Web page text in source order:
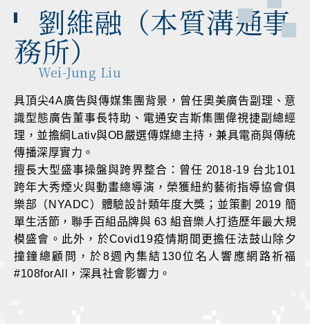
劉維融（本質溝通事
務所）
Wei-Jung Liu
具頂尖4A廣告與傳媒集團背景，曾任奧美廣告副理、意
識型態廣告董事長特助、電通安吉斯集團偉視捷副總經
理，並擔綱Lativ與OB嚴選傳媒總主持，兼具電商與傳統
傳播深厚實力。
擅長大型盛事操盤與跨界整合：曾任 2018-19 台北101
跨年大秀煙火與動畫總導演，榮獲紐約藝術指導協會俱
樂部（NYADC）體驗設計類年度大獎；並策劃 2019 簡
單生活節，聯手百組品牌與 63 組音樂人打造歷年最大規
模盛會。此外，於Covid19疫情期間更擔任法鼓山除夕
撞鐘總顧問，於8週內集結130位名人響應網路祈福
#108forAll，深具社會影響力。